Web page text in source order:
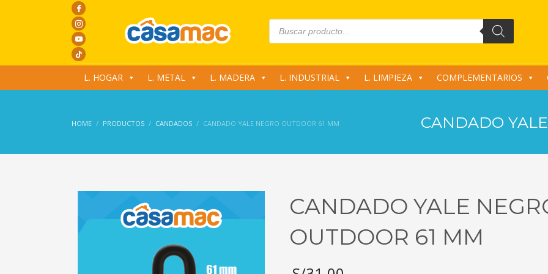
Products
search
L. HOGAR L. METAL L. MADERA L. INDUSTRIAL L. LIMPIEZA COMPLEMENTARIOS
HOME PRODUCTOS CANDADOS CANDADO YALE NEGRO OUTDOOR 61 MM CANDADO
CANDADO YALE
OUTDOOR 61 MM